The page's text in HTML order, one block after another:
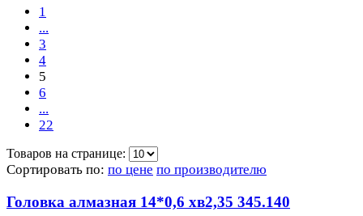
1
...
3
4
5
6
...
22
Товаров на странице:
Сортировать по: по цене по производителю
Головка алмазная 14*0,6 хв2,35 345.140